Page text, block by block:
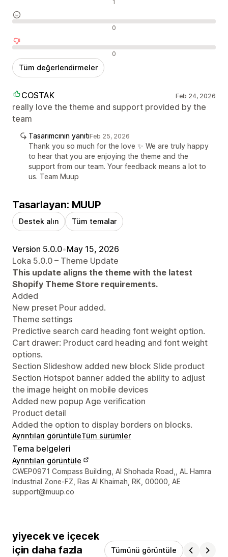
1
0
0
Tüm değerlendirmeler
COSTAK Feb 24, 2026
really love the theme and support provided by the
team
Tasarımcının yanıtıFeb 25, 2026
Thank you so much for the love ✨ We are truly happy
to hear that you are enjoying the theme and the
support from our team. Your feedback means a lot to
us. Team Muup
Tasarlayan: MUUP
Destek alın Tüm temalar
Version 5.0.0•May 15, 2026
Loka 5.0.0 – Theme Update
This update aligns the theme with the latest
Shopify Theme Store requirements.
Added
New preset Pour added.
Theme settings
Predictive search card heading font weight option.
Cart drawer: Product card heading and font weight
options.
Section Slideshow added new block Slide product
Section Hotspot banner added the ability to adjust
the image height on mobile devices
Added new popup Age verification
Product detail
Added the option to display borders on blocks.
Ayrıntıları görüntüleTüm sürümler
Tema belgeleri
Ayrıntıları görüntüle
Tasarımcı iletişim bilgileri
CWEP0971 Compass Building, Al Shohada Road,, AL Hamra
Industrial Zone-FZ, Ras Al Khaimah, RK, 00000, AE
support@muup.co
yiyecek ve içecek
için daha fazla
Tümünü görüntüle